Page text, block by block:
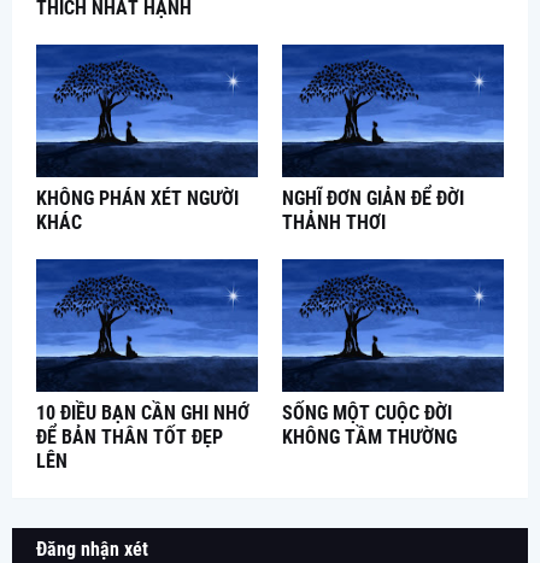
THÍCH NHẤT HẠNH
KHÔNG PHÁN XÉT NGƯỜI
KHÁC
NGHĨ ĐƠN GIẢN ĐỂ ĐỜI
THẢNH THƠI
10 ĐIỀU BẠN CẦN GHI NHỚ
ĐỂ BẢN THÂN TỐT ĐẸP
LÊN
SỐNG MỘT CUỘC ĐỜI
KHÔNG TẦM THƯỜNG
Đăng nhận xét